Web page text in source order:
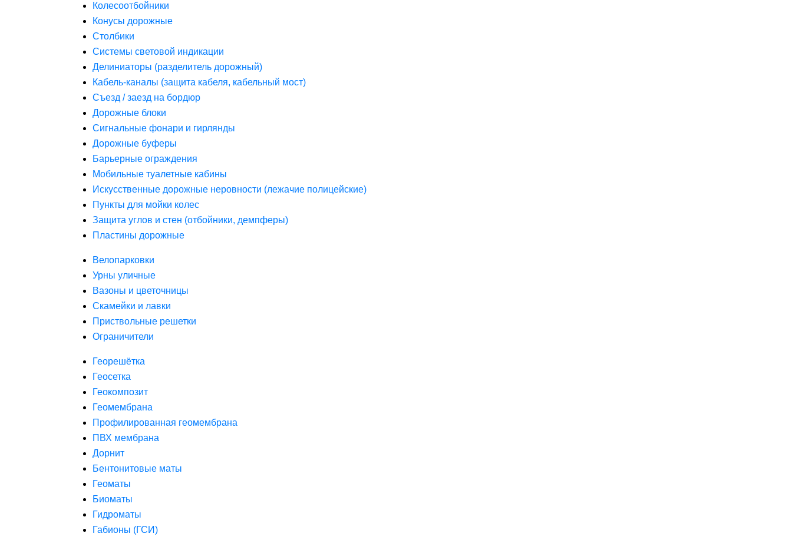
Колесоотбойники
Конусы дорожные
Столбики
Системы световой индикации
Делиниаторы (разделитель дорожный)
Кабель-каналы (защита кабеля, кабельный мост)
Съезд / заезд на бордюр
Дорожные блоки
Сигнальные фонари и гирлянды
Дорожные буферы
Барьерные ограждения
Мобильные туалетные кабины
Искусственные дорожные неровности (лежачие полицейские)
Пункты для мойки колес
Защита углов и стен (отбойники, демпферы)
Пластины дорожные
Велопарковки
Урны уличные
Вазоны и цветочницы
Скамейки и лавки
Приствольные решетки
Ограничители
Георешётка
Геосетка
Геокомпозит
Геомембрана
Профилированная геомембрана
ПВХ мембрана
Дорнит
Бентонитовые маты
Геоматы
Биоматы
Гидроматы
Габионы (ГСИ)